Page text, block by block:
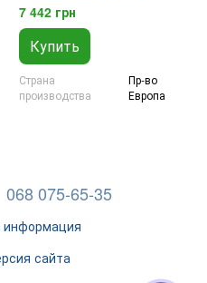
7 442 грн
Купить
Страна
производства
Пр-во
Европа
068 075-65-35
информация
сайта